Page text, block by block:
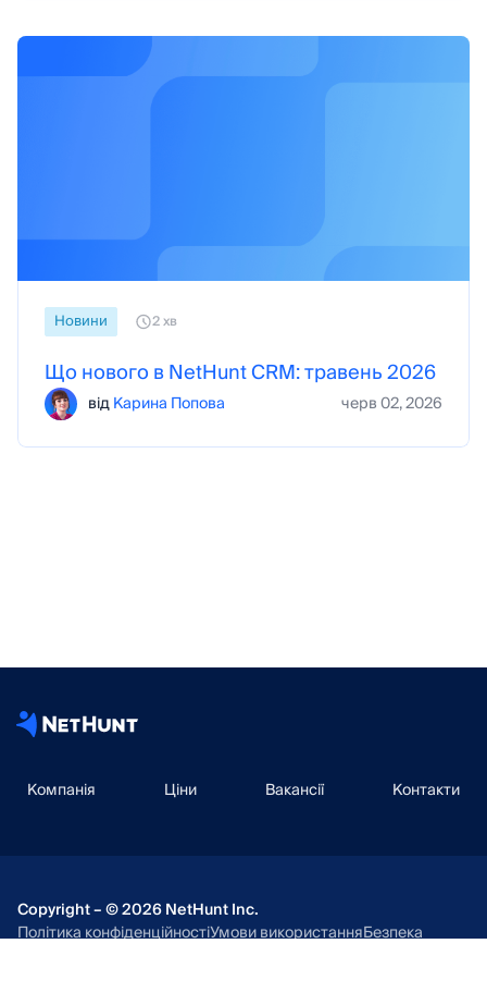
Новини 2 хв
Що нового в NetHunt CRM: травень 2026
відКарина Попова черв 02, 2026
Компанія Ціни Вакансії Контакти
Copyright – © 2026 NetHunt Inc.
Політика конфіденційностіУмови використанняБезпека